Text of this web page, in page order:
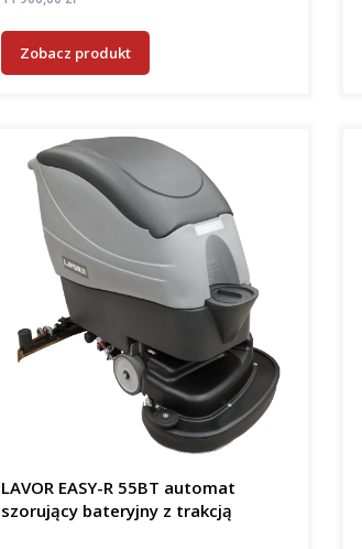
Zobacz produkt
LAVOR EASY-R 55BT automat
szorujący bateryjny z trakcją